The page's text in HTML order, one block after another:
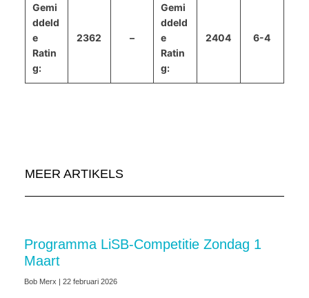
Gemi
ddeld
e
Ratin
g:
2362 –
Gemi
ddeld
e
Ratin
g:
2404 6-4
MEER ARTIKELS
Programma LiSB-Competitie Zondag 1
Maart
Bob Merx 22 februari 2026